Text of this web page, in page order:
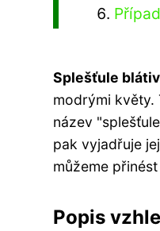
Splešťule
modrými květy.
název
pak vyjadřuje
můžeme
Popis